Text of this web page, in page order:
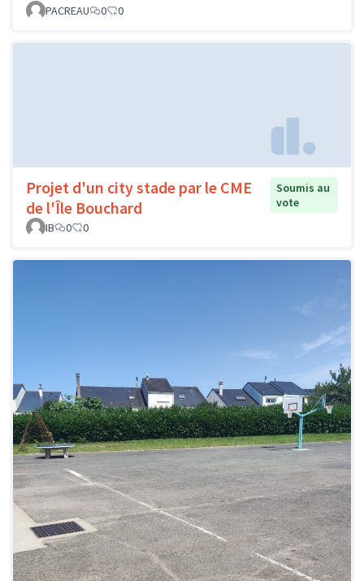
PACREAU 0 0
Projet d'un city stade par le CME
de l'Île Bouchard
Soumis au
vote
IB
0 0